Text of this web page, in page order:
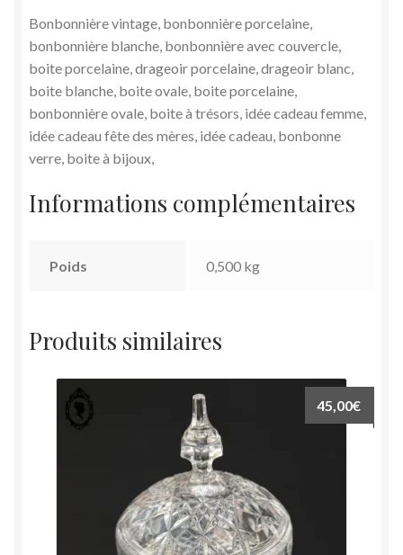
Bonbonnière vintage, bonbonnière porcelaine,
bonbonnière blanche, bonbonnière avec couvercle,
boite porcelaine, drageoir porcelaine, drageoir blanc,
boite blanche, boite ovale, boite porcelaine,
bonbonnière ovale, boite à trésors, idée cadeau femme,
idée cadeau fête des mères, idée cadeau, bonbonne
verre, boite à bijoux,
Informations complémentaires
Poids 0,500 kg
Produits similaires
45,00€